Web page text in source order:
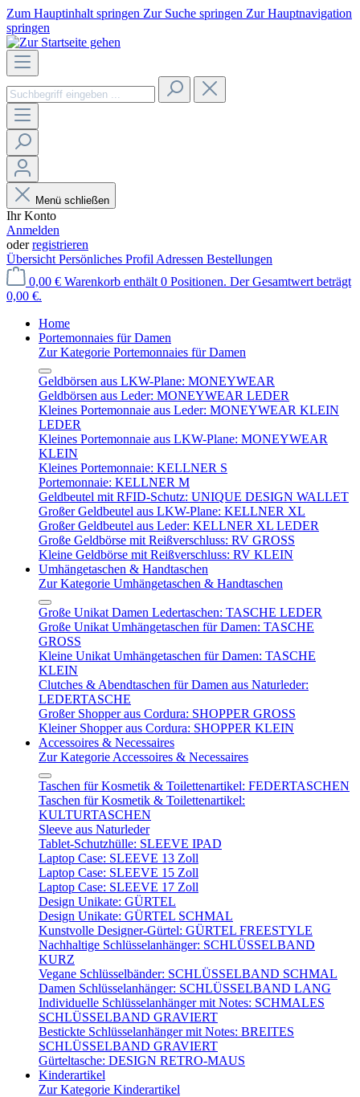
Zum Hauptinhalt springen Zur Suche springen Zur Hauptnavigation
springen
Menü schließen
Ihr Konto
Anmelden
oderregistrieren
Übersicht Persönliches Profil Adressen Bestellungen
0,00 € Warenkorb enthält 0 Positionen. Der Gesamtwert beträgt
0,00 €.
Home
Portemonnaies für Damen
Zur Kategorie Portemonnaies für Damen
Geldbörsen aus LKW-Plane: MONEYWEAR
Geldbörsen aus Leder: MONEYWEAR LEDER
Kleines Portemonnaie aus Leder: MONEYWEAR KLEIN
LEDER
Kleines Portemonnaie aus LKW-Plane: MONEYWEAR
KLEIN
Kleines Portemonnaie: KELLNER S
Portemonnaie: KELLNER M
Geldbeutel mit RFID-Schutz: UNIQUE DESIGN WALLET
Großer Geldbeutel aus LKW-Plane: KELLNER XL
Großer Geldbeutel aus Leder: KELLNER XL LEDER
Große Geldbörse mit Reißverschluss: RV GROSS
Kleine Geldbörse mit Reißverschluss: RV KLEIN
Umhängetaschen & Handtaschen
Zur Kategorie Umhängetaschen & Handtaschen
Große Unikat Damen Ledertaschen: TASCHE LEDER
Große Unikat Umhängetaschen für Damen: TASCHE
GROSS
Kleine Unikat Umhängetaschen für Damen: TASCHE
KLEIN
Clutches & Abendtaschen für Damen aus Naturleder:
LEDERTASCHE
Großer Shopper aus Cordura: SHOPPER GROSS
Kleiner Shopper aus Cordura: SHOPPER KLEIN
Accessoires & Necessaires
Zur Kategorie Accessoires & Necessaires
Taschen für Kosmetik & Toilettenartikel: FEDERTASCHEN
Taschen für Kosmetik & Toilettenartikel:
KULTURTASCHEN
Sleeve aus Naturleder
Tablet-Schutzhülle: SLEEVE IPAD
Laptop Case: SLEEVE 13 Zoll
Laptop Case: SLEEVE 15 Zoll
Laptop Case: SLEEVE 17 Zoll
Design Unikate: GÜRTEL
Design Unikate: GÜRTEL SCHMAL
Kunstvolle Designer-Gürtel: GÜRTEL FREESTYLE
Nachhaltige Schlüsselanhänger: SCHLÜSSELBAND
KURZ
Vegane Schlüsselbänder: SCHLÜSSELBAND SCHMAL
Damen Schlüsselanhänger: SCHLÜSSELBAND LANG
Individuelle Schlüsselanhänger mit Notes: SCHMALES
SCHLÜSSELBAND GRAVIERT
Bestickte Schlüsselanhänger mit Notes: BREITES
SCHLÜSSELBAND GRAVIERT
Gürteltasche: DESIGN RETRO-MAUS
Kinderartikel
Zur Kategorie Kinderartikel